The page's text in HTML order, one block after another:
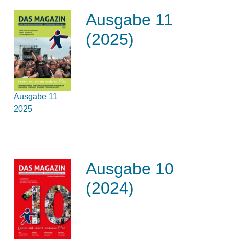
Ausgabe 11
2025
Ausgabe 11
(2025)
Ausgabe 10
(2024)